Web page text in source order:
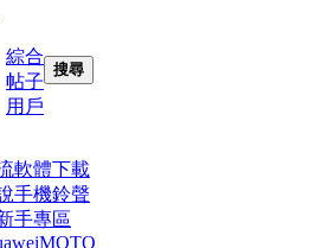
綜合
帖子
用戶
搜尋
軟體下載
手機鈴聲
手專區
MOTO